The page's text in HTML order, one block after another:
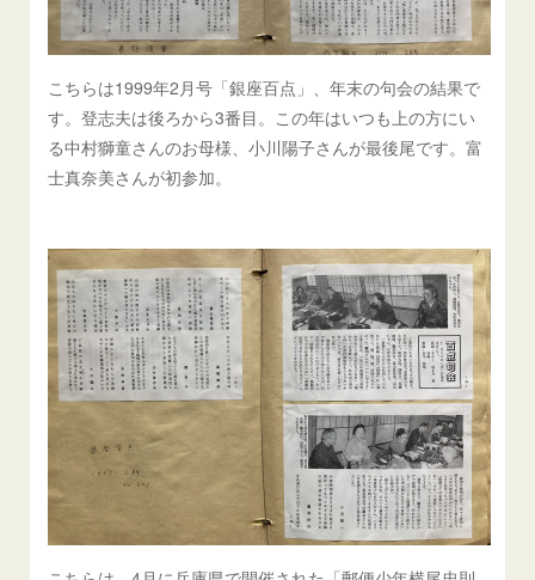
こちらは1999年2月号「銀座百点」、年末の句会の結果で
す。登志夫は後ろから3番目。この年はいつも上の方にい
る中村獅童さんのお母様、小川陽子さんが最後尾です。富
士真奈美さんが初参加。